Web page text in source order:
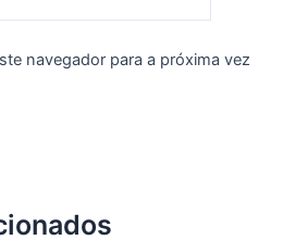
navegador para a próxima vez